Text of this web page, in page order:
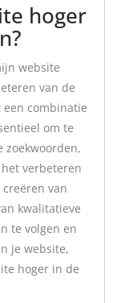
hoger
website
van de
een combinatie
om te
zoekwoorden,
verbeteren
van
kwalitatieve
te volgen en
je website,
hoger in de